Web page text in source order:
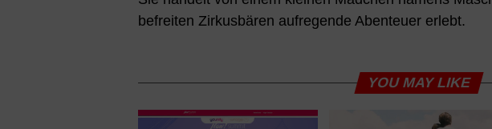
befreiten Zirkusbären aufregende Abenteuer erlebt.
YOU MAY LIKE